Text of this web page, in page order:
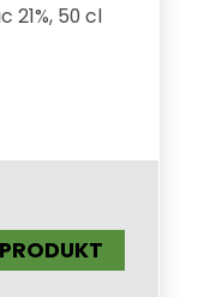
21%, 50 cl